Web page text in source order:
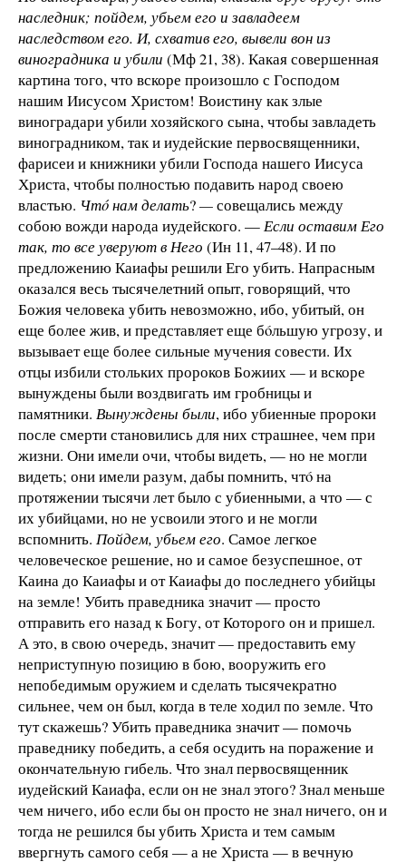
наследник; пойдем, убьем его и завладеем
наследством его. И, схватив его, вывели вон из
виноградника и убили (Мф 21, 38). Какая совершенная
картина того, что вскоре произошло с Господом
нашим Иисусом Христом! Воистину как злые
виноградари убили хозяйского сына, чтобы завладеть
виноградником, так и иудейские первосвященники,
фарисеи и книжники убили Господа нашего Иисуса
Христа, чтобы полностью подавить народ своею
властью. Чтó нам делать?—совещались между
собою вожди народа иудейского. —Если оставим Его
так, то все уверуют в Него (Ин 11, 47–48). И по
предложению Каиафы решили Его убить. Напрасным
оказался весь тысячелетний опыт, говорящий, что
Божия человека убить невозможно, ибо, убитый, он
еще более жив, и представляет еще бóльшую угрозу, и
вызывает еще более сильные мучения совести. Их
отцы избили стольких пророков Божиих — и вскоре
вынуждены были воздвигать им гробницы и
памятники. Вынуждены были, ибо убиенные пророки
после смерти становились для них страшнее, чем при
жизни. Они имели очи, чтобы видеть, — но не могли
видеть; они имели разум, дабы помнить, чтó на
протяжении тысячи лет было с убиенными, а что — с
их убийцами, но не усвоили этого и не могли
вспомнить. Пойдем, убьем его. Самое легкое
человеческое решение, но и самое безуспешное, от
Каина до Каиафы и от Каиафы до последнего убийцы
на земле! Убить праведника значит — просто
отправить его назад к Богу, от Которого он и пришел.
А это, в свою очередь, значит — предоставить ему
неприступную позицию в бою, вооружить его
непобедимым оружием и сделать тысячекратно
сильнее, чем он был, когда в теле ходил по земле. Что
тут скажешь? Убить праведника значит — помочь
праведнику победить, а себя осудить на поражение и
окончательную гибель. Что знал первосвященник
иудейский Каиафа, если он не знал этого? Знал меньше
чем ничего, ибо если бы он просто не знал ничего, он и
тогда не решился бы убить Христа и тем самым
ввергнуть самого себя — а не Христа — в вечную